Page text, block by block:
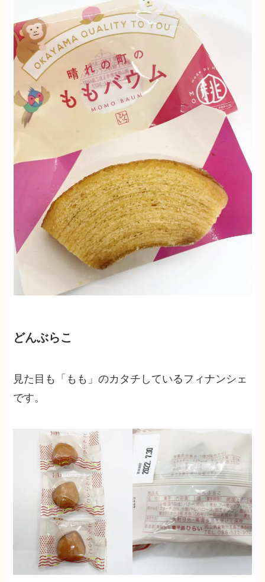
どんぶらこ
見た目も「もも」のカタチしているフィナンシェ
です。